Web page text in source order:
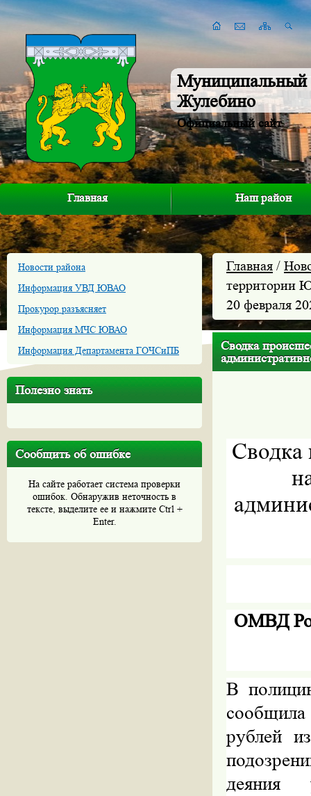
Муниципальный
Жулебино
Официальный сайт
Главная Наш район
Новости района
Информация УВД ЮВАО
Прокурор разъясняет
Информация МЧС ЮВАО
Информация Департамента ГОЧСиПБ
Полезно знать
Сообщить об ошибке
На сайте работает система проверки
ошибок. Обнаружив неточность в
тексте, выделите ее и нажмите Ctrl +
Enter.
Главная /
территории
20 февраля
Сводка
Сводка
ОМВД
В
рублей
деяния